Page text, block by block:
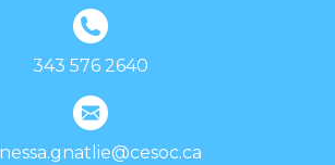
343 576 2640